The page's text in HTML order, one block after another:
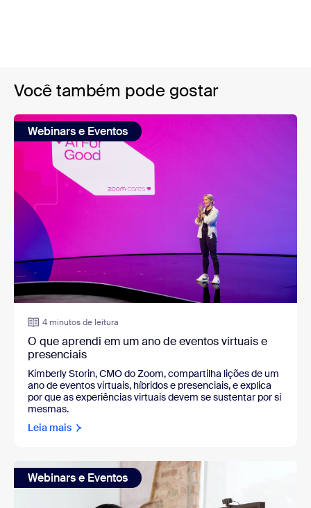
Você também pode gostar
Webinars e Eventos
4 minutos de leitura
O que aprendi em um ano de eventos virtuais e
presenciais
Kimberly Storin, CMO do Zoom, compartilha lições de um
ano de eventos virtuais, híbridos e presenciais, e explica
por que as experiências virtuais devem se sustentar por si
mesmas.
Leia mais
Webinars e Eventos